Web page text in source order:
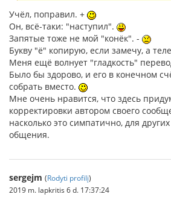
Учёл, поправил. +
Он, всё-таки: "наступил".
Запятые тоже не мой "конёк". -
Букву "ё" копирую, если замечу, а
Меня ещё волнует "гладкость"
Было бы здорово, и его в конечном
собрать вместо.
Мне очень нравится, что здесь
корректировки автором своего
насколько это симпатично, для
общения.
sergejm (Rodyti profilį)
2019 m. lapkritis 6 d. 17:37:24